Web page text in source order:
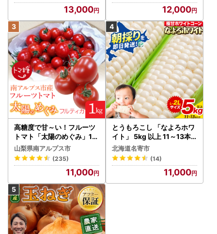
13,000 12,000
高糖度で甘～い！フルーツ
トマト「太陽のめぐみ」1k
g ALPBI001 | 高糖度 おす
すめ 産地直送 新鮮 フレッ
シュ 高栄養素 南アルプス市
山梨県南アルプス市
(235)
11,000
とうもろこし 「なよろホワ
イト」 5kg 以上 11～13本
名寄 とうもろこし
北海道名寄市
(14)
11,000